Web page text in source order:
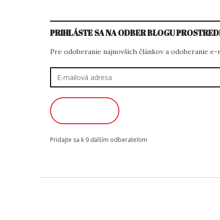
PRIHLÁSTE SA NA ODBER BLOGU
Pre odoberanie najnovších článkov a odoberanie
adresa
Pridajte sa k 9 ďalším odberateľom